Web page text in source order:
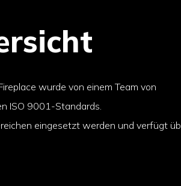
wurde von einem Team von
ISO 9001-Standards.
eingesetzt werden und verfügt